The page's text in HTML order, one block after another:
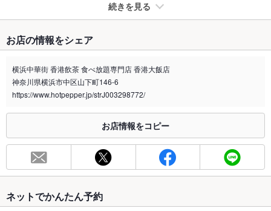
続きを見る
禁煙・喫煙
全席禁煙
喫煙専用室 なし
合わせください。
お席
220席(コロナ感染症対策・席の間隔は十分に開けさせて頂きて
おります。)
最大宴会収
容人数
220人(少数宴会の際はフロア貸切で御検討下さい。)
お店の情報をシェア
横浜中華街 香港飲茶 食べ放題専門店 香港大飯店
神奈川県横浜市中区山下町146-6
https://www.hotpepper.jp/strJ003298772/
お店情報をコピー
ネットでかんたん予約